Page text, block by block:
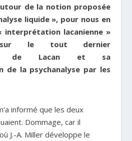
de la notion proposée
liquide », pour nous en
interprétation lacanienne »
sur le tout dernier
de Lacan et sa
de la psychanalyse par les
informé que les deux
Dommage, car il
J.-A. Miller développe le